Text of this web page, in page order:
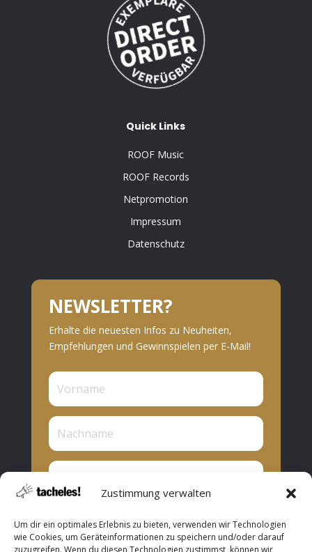
Zustimmung verwalten
Um dir ein optimales Erlebnis zu bieten, verwenden wir Technologien
wie Cookies, um Geräteinformationen zu speichern und/oder darauf
zuzugreifen. Wenn du diesen Technologien zustimmst, können wir
Quick Links
ROOF Music
ROOF Records
Netpromotion
Impressum
Datenschutz
NEWSLETTER?
Erhalte die neuesten Infos zu Neuheiten,
Empfehlungen und Gewinnspielen per E-Mail!
Privat